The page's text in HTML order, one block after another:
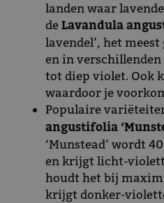
landen waar
deLavandula
lavendel’, het
en in
tot diep violet. Ook
waardoor je
Populaire
angustifolia
‘Munstead’ wordt
en krijgt licht-
houdt het bij
krijgt donker-